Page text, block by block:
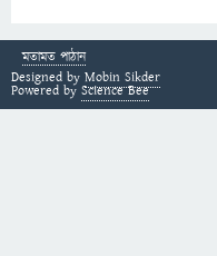
মতামত পাঠান
Designed by Mobin Sikder
Powered by Science Bee